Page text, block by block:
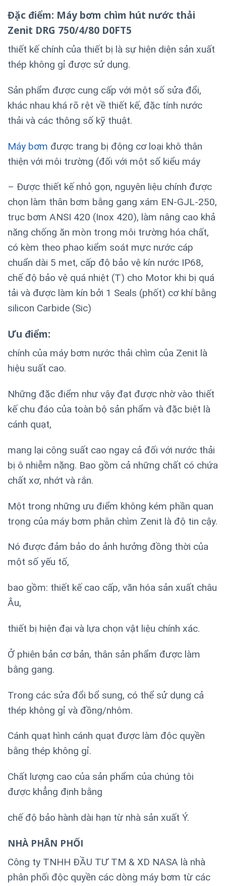
Đặc điểm: Máy bơm chìm hút nước thải
Zenit DRG 750/4/80 D0FT5
thiết kế chính của thiết bị là sự hiện diện sản xuất
thép không gỉ được sử dụng.
Sản phẩm được cung cấp với một số sửa đổi,
khác nhau khá rõ rệt về thiết kế, đặc tính nước
thải và các thông số kỹ thuật.
Máy bơm được trang bị động cơ loại khô thân
thiện với môi trường (đối với một số kiểu máy
– Được thiết kế nhỏ gọn, nguyên liệu chính được
chọn làm thân bơm bằng gang xám EN-GJL-250,
trục bơm ANSI 420 (Inox 420), làm nâng cao khả
năng chống ăn mòn trong môi trường hóa chất,
có kèm theo phao kiểm soát mực nước cáp
chuẩn dài 5 met, cấp độ bảo vệ kín nước IP68,
chế độ bảo vệ quá nhiệt (T) cho Motor khi bị quá
tải và được làm kín bởi 1 Seals (phốt) cơ khí bằng
silicon Carbide (Sic)
Ưu điểm:
chính của máy bơm nước thải chìm của Zenit là
hiệu suất cao.
Những đặc điểm như vậy đạt được nhờ vào thiết
kế chu đáo của toàn bộ sản phẩm và đặc biệt là
cánh quạt,
mang lại công suất cao ngay cả đối với nước thải
bị ô nhiễm nặng. Bao gồm cả những chất có chứa
chất xơ, nhớt và rắn.
Một trong những ưu điểm không kém phần quan
trọng của máy bơm phân chìm Zenit là độ tin cậy.
Nó được đảm bảo do ảnh hưởng đồng thời của
một số yếu tố,
bao gồm: thiết kế cao cấp, văn hóa sản xuất châu
Âu,
thiết bị hiện đại và lựa chọn vật liệu chính xác.
Ở phiên bản cơ bản, thân sản phẩm được làm
bằng gang.
Trong các sửa đổi bổ sung, có thể sử dụng cả
thép không gỉ và đồng/nhôm.
Cánh quạt hình cánh quạt được làm độc quyền
bằng thép không gỉ.
Chất lượng cao của sản phẩm của chúng tôi
được khẳng định bằng
chế độ bảo hành dài hạn từ nhà sản xuất Ý.
NHÀ PHÂN PHỐI
Công ty TNHH ĐẦU TƯ TM & XD NASA là nhà
phân phối độc quyền các dòng máy bơm từ các